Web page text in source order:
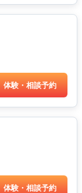
体験・相談予約
体験・相談予約